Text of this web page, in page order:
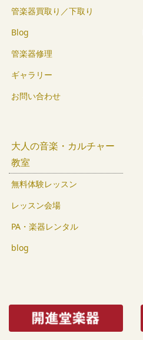
管楽器買取り／下取り
Blog
管楽器修理
ギャラリー
お問い合わせ
大人の音楽・カルチャー
教室
無料体験レッスン
レッスン会場
PA・楽器レンタル
blog